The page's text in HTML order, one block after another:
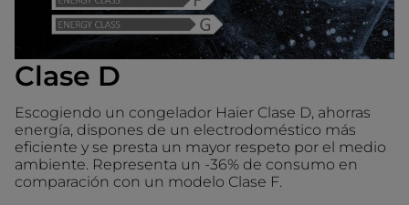
Clase D
Escogiendo un congelador Haier Clase D, ahorras
energía, dispones de un electrodoméstico más
eficiente y se presta un mayor respeto por el medio
ambiente. Representa un -36% de consumo en
comparación con un modelo Clase F.